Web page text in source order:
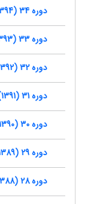
دوره 34 (1394)
دوره 33 (1393)
دوره 32 (1392)
دوره 31 (1391)
دوره 30 (1390)
دوره 29 (1389)
دوره 28 (1388)